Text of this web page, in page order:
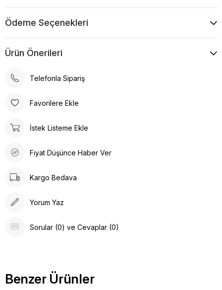
Ödeme Seçenekleri
Ürün Önerileri
Telefonla Sipariş
Favorilere Ekle
İstek Listeme Ekle
Fiyat Düşünce Haber Ver
Kargo Bedava
Yorum Yaz
Sorular (0) ve Cevaplar (0)
Benzer Ürünler